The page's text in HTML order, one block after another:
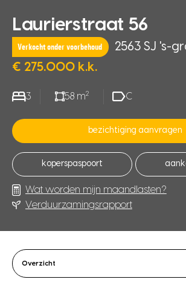
Laurierstraat 56
Verkocht onder voorbehoud
2563 SJ 's-
€ 275.000 k.k.
3 58 m2 C
bezichtiging aanvragen
koperspaspoort
Wat worden mijn maandlasten?
Verduurzamingsrapport
Overzicht